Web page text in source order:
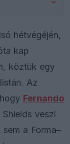
hétvégéjén,
kap
köztük egy
Az
Fernando
veszi
a Forma–